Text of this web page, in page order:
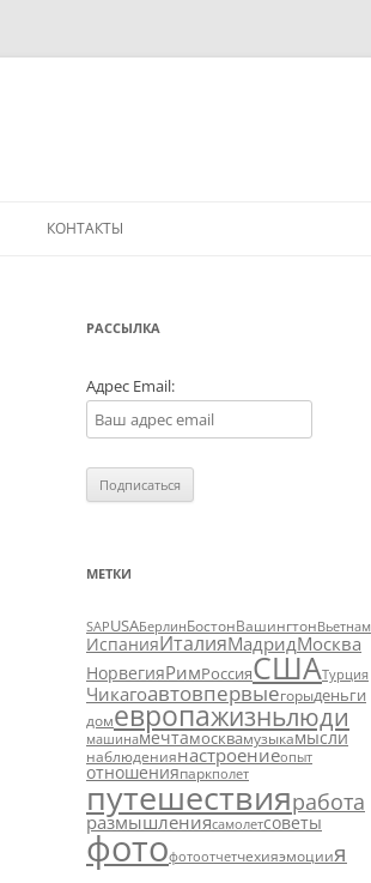
КОНТАКТЫ
РАССЫЛКА
Адрес Email:
МЕТКИ
SAPUSAБерлинБостонВашингтонВьетнам
ИспанияИталияМадридМосква
НорвегияРимРоссияСШАТурция
Чикагоавтовпервыегорыденьги
домевропажизньлюди
машинамечтамосквамузыкамысли
наблюдениянастроениеопыт
отношенияпаркполет
путешествияработа
размышлениясамолетсоветы
фотофотоотчетчехияэмоциия